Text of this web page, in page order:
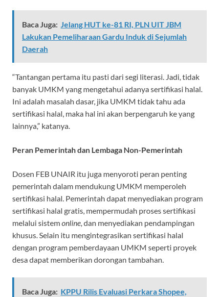
Baca Juga: Jelang HUT ke-81 RI, PLN UIT JBM
Lakukan Pemeliharaan Gardu Induk di Sejumlah
Daerah
“Tantangan pertama itu pasti dari segi literasi. Jadi, tidak
banyak UMKM yang mengetahui adanya sertifikasi halal.
Ini adalah masalah dasar, jika UMKM tidak tahu ada
sertifikasi halal, maka hal ini akan berpengaruh ke yang
lainnya,” katanya.
Peran Pemerintah dan Lembaga Non-Pemerintah
Dosen FEB UNAIR itu juga menyoroti peran penting
pemerintah dalam mendukung UMKM memperoleh
sertifikasi halal. Pemerintah dapat menyediakan program
sertifikasi halal gratis, mempermudah proses sertifikasi
melalui sistemonline, dan menyediakan pendampingan
khusus. Selain itu mengintegrasikan sertifikasi halal
dengan program pemberdayaan UMKM seperti proyek
desa dapat memberikan dorongan tambahan.
Baca Juga: KPPU Rilis Evaluasi Perkara Shopee,